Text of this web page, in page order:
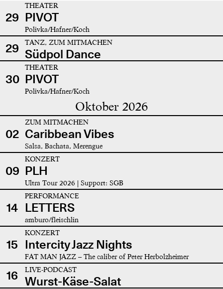
29
THEATER
PIVOT
Polivka/Hafner/Koch
29 TANZ, ZUM MITMACHEN
Südpol Dance
30
THEATER
PIVOT
Polivka/Hafner/Koch
Oktober 2026
02
ZUM MITMACHEN
Caribbean Vibes
Salsa, Bachata, Merengue
09
KONZERT
PLH
Ultra Tour 2026 | Support: SGB
14
PERFORMANCE
LETTERS
amburo/fleischlin
15
KONZERT
Intercity Jazz Nights
FAT MAN JAZZ – The caliber of Peter Herbolzheimer
16 LIVE-PODCAST
Wurst-Käse-Salat